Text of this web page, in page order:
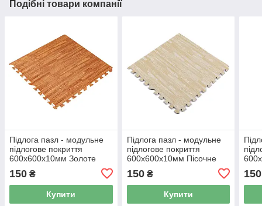
Подібні товари компанії
Підлога пазл - модульне
підлогове покриття
600x600x10мм Золоте
00000022
150 ₴
Купити
Підлога пазл - модульне
підлогове покриття
600x600x10мм Пісочне
00000648
150₴
Купити
150